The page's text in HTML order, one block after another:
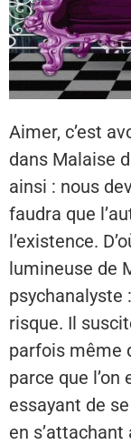
Aimer, c’est
dans Malaise
ainsi : nous
faudra que
l’existence.
lumineuse de
psychanalyste
risque. Il
parfois même
parce que
essayant de
en